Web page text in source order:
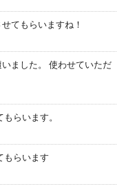
てもらいますね！
ました。 使わせていただ
らいます。
らいます